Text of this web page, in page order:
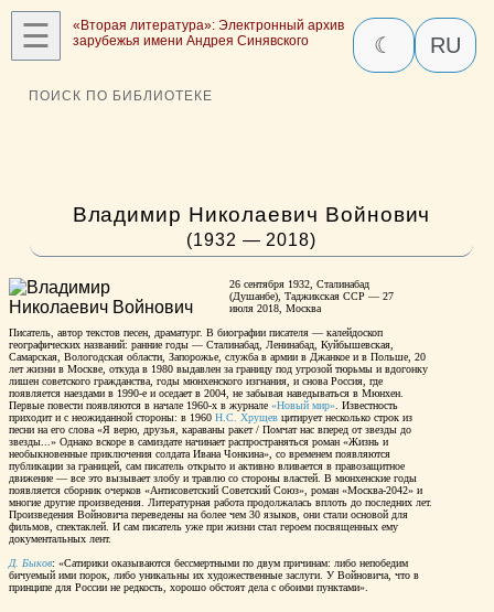
☰
«Вторая литература»: Электронный архив
зарубежья имени Андрея Синявского
☾ RU
ПОИСК ПО БИБЛИОТЕКЕ
Владимир Николаевич Войнович
(1932 — 2018)
26 сентября 1932, Сталинабад
(Душанбе), Таджикская ССР — 27
июля 2018, Москва
Писатель, автор текстов песен, драматург. В биографии писателя — калейдоскоп
географических названий: ранние годы — Сталинабад, Ленинабад, Куйбышевская,
Самарская, Вологодская области, Запорожье, служба в армии в Джанкое и в Польше, 20
лет жизни в Москве, откуда в 1980 выдавлен за границу под угрозой тюрьмы и вдогонку
лишен советского гражданства, годы мюнхенского изгнания, и снова Россия, где
появляется наездами в 1990-е и оседает в 2004, не забывая наведываться в Мюнхен.
Первые повести появляются в начале 1960-х в журнале «Новый мир». Известность
приходит и с неожиданной стороны: в 1960 Н.С. Хрущев цитирует несколько строк из
песни на его слова «Я верю, друзья, караваны ракет / Помчат нас вперед от звезды до
звезды...» Однако вскоре в самиздате начинает распространяться роман «Жизнь и
необыкновенные приключения солдата Ивана Чонкина», со временем появляются
публикации за границей, сам писатель открыто и активно вливается в правозащитное
движение — все это вызывает злобу и травлю со стороны властей. В мюнхенские годы
появляется сборник очерков «Антисоветский Советский Союз», роман «Москва-2042» и
многие другие произведения. Литературная работа продолжалась вплоть до последних лет.
Произведения Войновича переведены на более чем 30 языков, они стали основой для
фильмов, спектаклей. И сам писатель уже при жизни стал героем посвященных ему
документальных лент.
Д. Быков: «Сатирики оказываются бессмертными по двум причинам: либо непобедим
бичуемый ими порок, либо уникальны их художественные заслуги. У Войновича, что в
принципе для России не редкость, хорошо обстоят дела с обоими пунктами».